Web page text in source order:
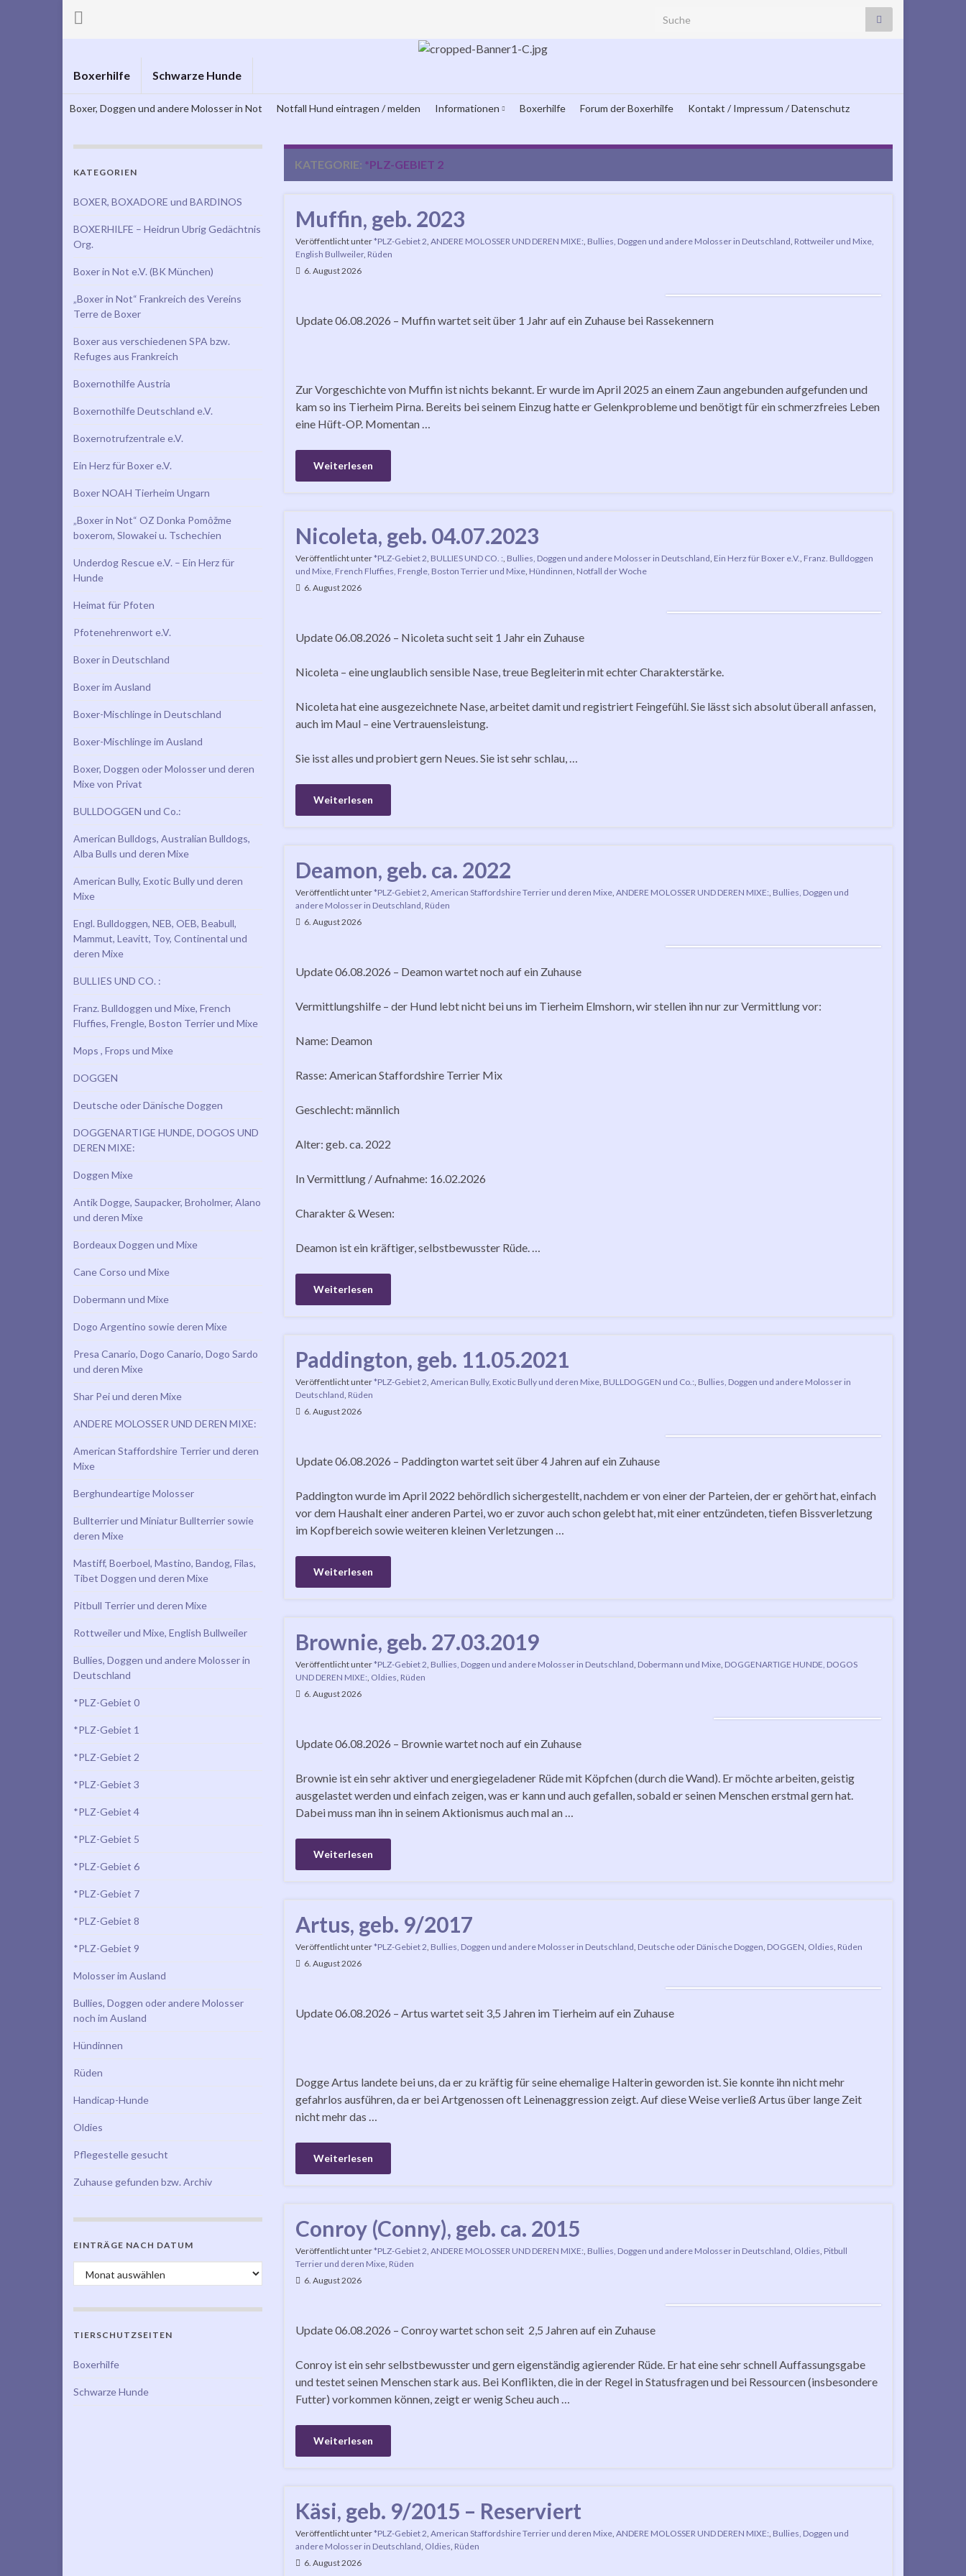
Search for:
Boxerhilfe Schwarze Hunde
Boxer, Doggen und andere Molosser in Not Notfall Hund eintragen / melden Informationen Boxerhilfe Forum der Boxerhilfe Kontakt / Impressum / Datenschutz
KATEGORIE: *PLZ-GEBIET 2
Muffin, geb. 2023
Veröffentlicht unter*PLZ-Gebiet 2 ANDERE MOLOSSER UND DEREN MIXE: Bullies, Doggen und andere Molosser in Deutschland Rottweiler und Mixe,
English Bullweiler, Rüden
6. August 2026
Update 06.08.2026 – Muffin wartet seit über 1 Jahr auf ein Zuhause bei Rassekennern
Zur Vorgeschichte von Muffin ist nichts bekannt. Er wurde im April 2025 an einem Zaun angebunden aufgefunden und
kam so ins Tierheim Pirna. Bereits bei seinem Einzug hatte er Gelenkprobleme und benötigt für ein schmerzfreies Leben
eine Hüft-OP. Momentan …
Weiterlesen
Nicoleta, geb. 04.07.2023
Veröffentlicht unter*PLZ-Gebiet 2 BULLIES UND CO. : Bullies, Doggen und andere Molosser in Deutschland Ein Herz für Boxer e.V. Franz. Bulldoggen
und Mixe, French Fluffies, Frengle, Boston Terrier und Mixe, Hündinnen Notfall der Woche
6. August 2026
Update 06.08.2026 – Nicoleta sucht seit 1 Jahr ein Zuhause
Nicoleta – eine unglaublich sensible Nase, treue Begleiterin mit echter Charakterstärke.
Nicoleta hat eine ausgezeichnete Nase, arbeitet damit und registriert Feingefühl. Sie lässt sich absolut überall anfassen,
auch im Maul – eine Vertrauensleistung.
Sie isst alles und probiert gern Neues. Sie ist sehr schlau, …
Weiterlesen
Deamon, geb. ca. 2022
Veröffentlicht unter*PLZ-Gebiet 2 American Staffordshire Terrier und deren Mixe, ANDERE MOLOSSER UND DEREN MIXE: Bullies, Doggen und
andere Molosser in Deutschland Rüden
6. August 2026
Update 06.08.2026 – Deamon wartet noch auf ein Zuhause
Vermittlungshilfe – der Hund lebt nicht bei uns im Tierheim Elmshorn, wir stellen ihn nur zur Vermittlung vor:
Name: Deamon
Rasse: American Staffordshire Terrier Mix
Geschlecht: männlich
Alter: geb. ca. 2022
In Vermittlung / Aufnahme: 16.02.2026
Charakter & Wesen:
Deamon ist ein kräftiger, selbstbewusster Rüde. …
Weiterlesen
Paddington, geb. 11.05.2021
Veröffentlicht unter*PLZ-Gebiet 2 American Bully, Exotic Bully und deren Mixe, BULLDOGGEN und Co.: Bullies, Doggen und andere Molosser in
Deutschland Rüden
6. August 2026
Update 06.08.2026 – Paddington wartet seit über 4 Jahren auf ein Zuhause
Paddington wurde im April 2022 behördlich sichergestellt, nachdem er von einer der Parteien, der er gehört hat, einfach
vor dem Haushalt einer anderen Partei, wo er zuvor auch schon gelebt hat, mit einer entzündeten, tiefen Bissverletzung
im Kopfbereich sowie weiteren kleinen Verletzungen …
Weiterlesen
Brownie, geb. 27.03.2019
Veröffentlicht unter*PLZ-Gebiet 2 Bullies, Doggen und andere Molosser in Deutschland Dobermann und Mixe, DOGGENARTIGE HUNDE, DOGOS
UND DEREN MIXE: Oldies Rüden
6. August 2026
Update 06.08.2026 – Brownie wartet noch auf ein Zuhause
Brownie ist ein sehr aktiver und energiegeladener Rüde mit Köpfchen (durch die Wand). Er möchte arbeiten, geistig
ausgelastet werden und einfach zeigen, was er kann und auch gefallen, sobald er seinen Menschen erstmal gern hat.
Dabei muss man ihn in seinem Aktionismus auch mal an …
Weiterlesen
Artus, geb. 9/2017
Veröffentlicht unter*PLZ-Gebiet 2 Bullies, Doggen und andere Molosser in Deutschland Deutsche oder Dänische Doggen DOGGEN Oldies Rüden
6. August 2026
Update 06.08.2026 – Artus wartet seit 3,5 Jahren im Tierheim auf ein Zuhause
Dogge Artus landete bei uns, da er zu kräftig für seine ehemalige Halterin geworden ist. Sie konnte ihn nicht mehr
gefahrlos ausführen, da er bei Artgenossen oft Leinenaggression zeigt. Auf diese Weise verließ Artus über lange Zeit
nicht mehr das …
Weiterlesen
Conroy (Conny), geb. ca. 2015
Veröffentlicht unter*PLZ-Gebiet 2 ANDERE MOLOSSER UND DEREN MIXE: Bullies, Doggen und andere Molosser in Deutschland Oldies Pitbull
Terrier und deren Mixe, Rüden
6. August 2026
Update 06.08.2026 – Conroy wartet schon seit 2,5 Jahren auf ein Zuhause
Conroy ist ein sehr selbstbewusster und gern eigenständig agierender Rüde. Er hat eine sehr schnell Auffassungsgabe
und testet seinen Menschen stark aus. Bei Konflikten, die in der Regel in Statusfragen und bei Ressourcen (insbesondere
Futter) vorkommen können, zeigt er wenig Scheu auch …
Weiterlesen
Käsi, geb. 9/2015 – Reserviert
Veröffentlicht unter*PLZ-Gebiet 2 American Staffordshire Terrier und deren Mixe, ANDERE MOLOSSER UND DEREN MIXE: Bullies, Doggen und
andere Molosser in Deutschland Oldies Rüden
6. August 2026
KATEGORIEN
BOXER, BOXADORE und BARDINOS
BOXERHILFE – Heidrun Ubrig Gedächtnis
Org.
Boxer in Not e.V. (BK München)
„Boxer in Not“ Frankreich des Vereins
Terre de Boxer
Boxer aus verschiedenen SPA bzw.
Refuges aus Frankreich
Boxernothilfe Austria
Boxernothilfe Deutschland e.V.
Boxernotrufzentrale e.V.
Ein Herz für Boxer e.V.
Boxer NOAH Tierheim Ungarn
„Boxer in Not“ OZ Donka Pomôžme
boxerom, Slowakei u. Tschechien
Underdog Rescue e.V. – Ein Herz für
Hunde
Heimat für Pfoten
Pfotenehrenwort e.V.
Boxer in Deutschland
Boxer im Ausland
Boxer-Mischlinge in Deutschland
Boxer-Mischlinge im Ausland
Boxer, Doggen oder Molosser und deren
Mixe von Privat
BULLDOGGEN und Co.:
American Bulldogs, Australian Bulldogs,
Alba Bulls und deren Mixe
American Bully, Exotic Bully und deren
Mixe
Engl. Bulldoggen, NEB, OEB, Beabull,
Mammut, Leavitt, Toy, Continental und
deren Mixe
BULLIES UND CO. :
Franz. Bulldoggen und Mixe, French
Fluffies, Frengle, Boston Terrier und Mixe
Mops , Frops und Mixe
DOGGEN
Deutsche oder Dänische Doggen
DOGGENARTIGE HUNDE, DOGOS UND
DEREN MIXE:
Doggen Mixe
Antik Dogge, Saupacker, Broholmer, Alano
und deren Mixe
Bordeaux Doggen und Mixe
Cane Corso und Mixe
Dobermann und Mixe
Dogo Argentino sowie deren Mixe
Presa Canario, Dogo Canario, Dogo Sardo
und deren Mixe
Shar Pei und deren Mixe
ANDERE MOLOSSER UND DEREN MIXE:
American Staffordshire Terrier und deren
Mixe
Berghundeartige Molosser
Bullterrier und Miniatur Bullterrier sowie
deren Mixe
Mastiff, Boerboel, Mastino, Bandog, Filas,
Tibet Doggen und deren Mixe
Pitbull Terrier und deren Mixe
Rottweiler und Mixe, English Bullweiler
Bullies, Doggen und andere Molosser in
Deutschland
*PLZ-Gebiet 0
*PLZ-Gebiet 1
*PLZ-Gebiet 2
*PLZ-Gebiet 3
*PLZ-Gebiet 4
*PLZ-Gebiet 5
*PLZ-Gebiet 6
*PLZ-Gebiet 7
*PLZ-Gebiet 8
*PLZ-Gebiet 9
Molosser im Ausland
Bullies, Doggen oder andere Molosser
noch im Ausland
Hündinnen
Rüden
Handicap-Hunde
Oldies
Pflegestelle gesucht
Zuhause gefunden bzw. Archiv
EINTRÄGE NACH DATUM
Einträge nach Datum
TIERSCHUTZSEITEN
Boxerhilfe
Schwarze Hunde